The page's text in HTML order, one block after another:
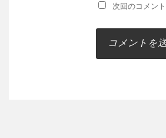
次回のコメン